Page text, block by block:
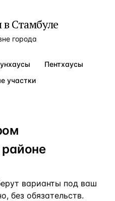
в Стамбуле
города
Пентхаусы
участки
варианты под ваш
без обязательств.